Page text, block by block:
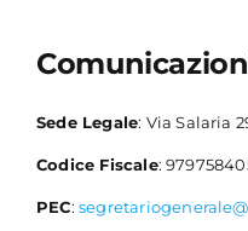
Sede Legale: Via Salaria
Codice Fiscale:
PEC: